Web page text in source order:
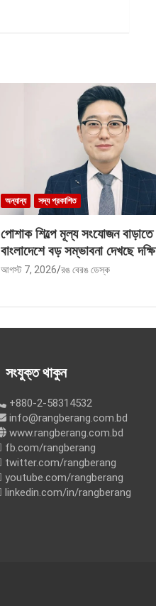
অন্যান্য সদ্য প্রকাশিত
পোশাক শিল্পে মূল্য সংযোজন বাড়াতে
বাংলাদেশে বড় সম্ভাবনা দেখছে
আগস্ট 7, 2026 রঙ বেরঙ ডেস্ক
সংযুক্ত থাকুন
+880-2-58314532
info@rangberang.com.bd
www.rangberang.com.bd
fb.com/rangberang
twitter.com/rangberang
youtube.com/rangberang
linkedin.com/in/rangberang